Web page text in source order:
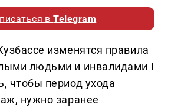
вTelegram
изменятся правила
людьми и инвалидами I
чтобы период ухода
нужно заранее